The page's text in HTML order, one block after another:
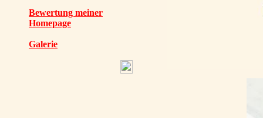
Bewertung meiner
Homepage
Galerie